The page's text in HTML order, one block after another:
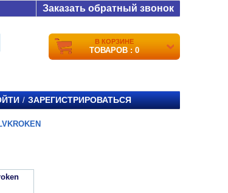
Заказать обратный звонок
В КОРЗИНЕ
ТОВАРОВ : 0
/ ЗАРЕГИСТРИРОВАТЬСЯ